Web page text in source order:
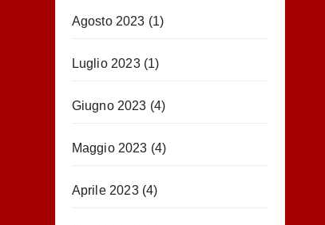
Agosto 2023 (1)
Luglio 2023(1)
Giugno 2023 (4)
Maggio 2023 (4)
Aprile 2023(4)